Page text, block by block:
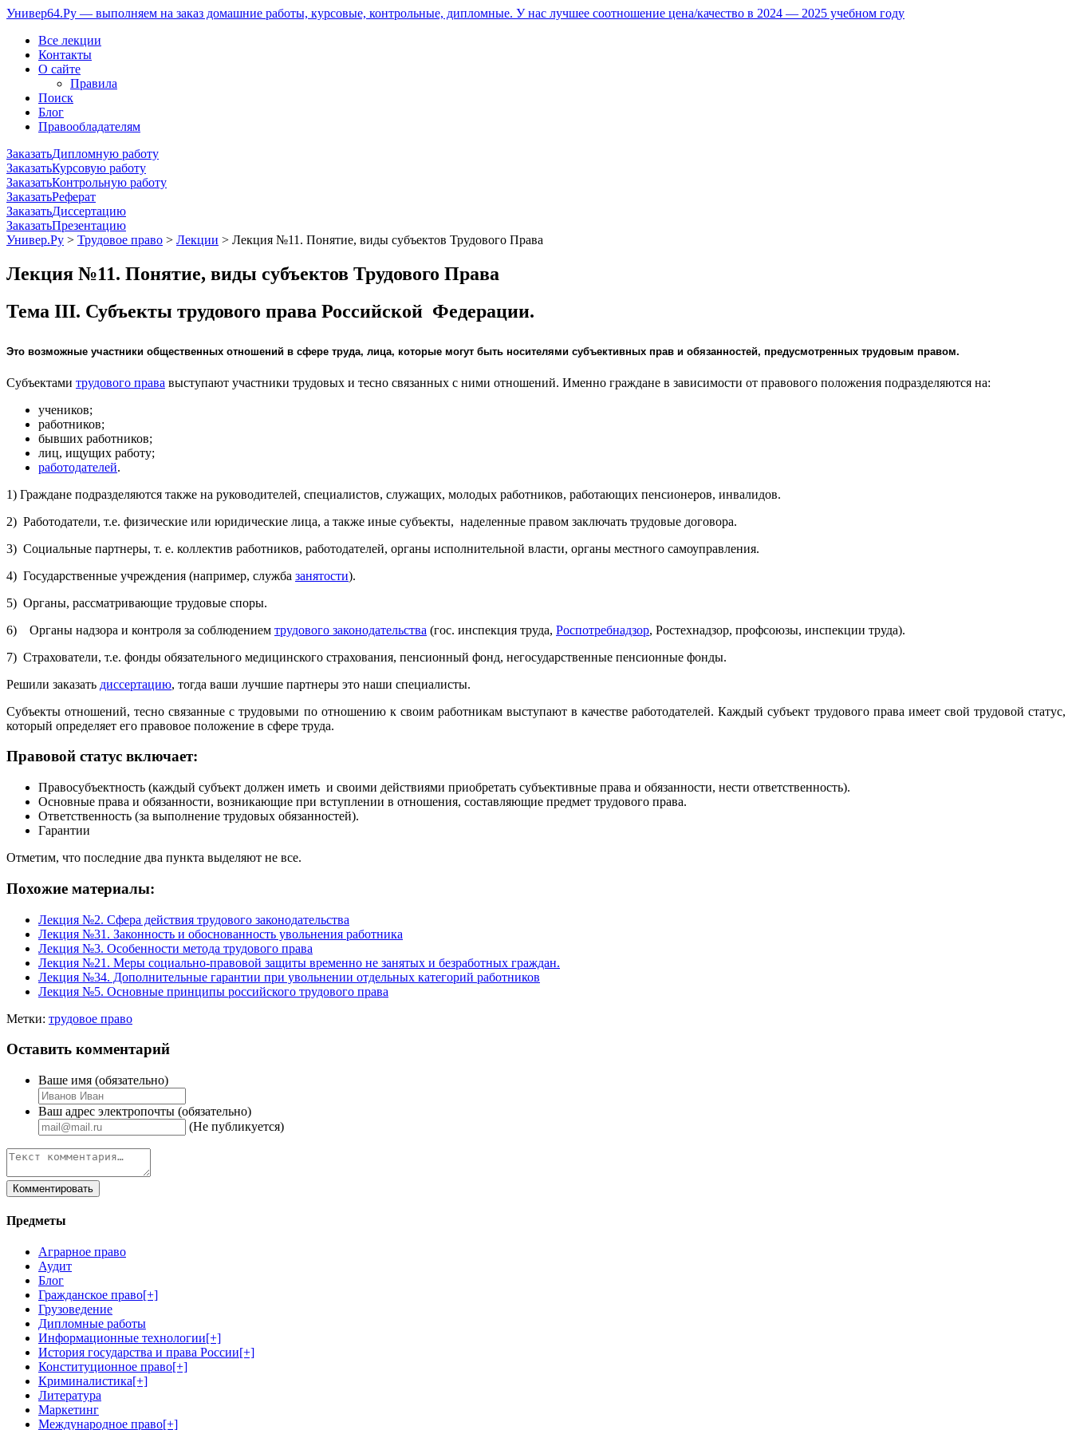
Универ64.Ру — выполняем на заказ домашние работы, курсовые, контрольные, дипломные. У нас лучшее соотношение цена/качество в 2024 — 2025 учебном году
Все лекции
Контакты
О сайте
Правила
Поиск
Блог
Правообладателям
ЗаказатьДипломную работу
ЗаказатьКурсовую работу
ЗаказатьКонтрольную работу
ЗаказатьРеферат
ЗаказатьДиссертацию
ЗаказатьПрезентацию
Универ.Ру > Трудовое право > Лекции > Лекция №11. Понятие, виды субъектов Трудового Права
Лекция №11. Понятие, виды субъектов Трудового Права
Тема III. Субъекты трудового права Российской Федерации.
Это возможные участники общественных отношений в сфере труда, лица, которые могут быть носителями субъективных прав и обязанностей, предусмотренных трудовым правом.
Субъектами трудового права выступают участники трудовых и тесно связанных с ними отношений. Именно граждане в зависимости от правового положения подразделяются на:
учеников;
работников;
бывших работников;
лиц, ищущих работу;
работодателей.
1) Граждане подразделяются также на руководителей, специалистов, служащих, молодых работников, работающих пенсионеров, инвалидов.
2) Работодатели, т.е. физические или юридические лица, а также иные субъекты, наделенные правом заключать трудовые договора.
3) Социальные партнеры, т. е. коллектив работников, работодателей, органы исполнительной власти, органы местного самоуправления.
4) Государственные учреждения (например, служба занятости).
5) Органы, рассматривающие трудовые споры.
6) Органы надзора и контроля за соблюдением трудового законодательства (гос. инспекция труда, Роспотребнадзор, Ростехнадзор, профсоюзы, инспекции труда).
7) Страхователи, т.е. фонды обязательного медицинского страхования, пенсионный фонд, негосударственные пенсионные фонды.
Решили заказать диссертацию, тогда ваши лучшие партнеры это наши специалисты.
Субъекты отношений, тесно связанные с трудовыми по отношению к своим работникам выступают в качестве работодателей. Каждый субъект трудового права имеет свой трудовой статус,
который определяет его правовое положение в сфере труда.
Правовой статус включает:
Правосубъектность (каждый субъект должен иметь и своими действиями приобретать субъективные права и обязанности, нести ответственность).
Основные права и обязанности, возникающие при вступлении в отношения, составляющие предмет трудового права.
Ответственность (за выполнение трудовых обязанностей).
Гарантии
Отметим, что последние два пункта выделяют не все.
Похожие материалы:
Лекция №2. Сфера действия трудового законодательства
Лекция №31. Законность и обоснованность увольнения работника
Лекция №3. Особенности метода трудового права
Лекция №21. Меры социально-правовой защиты временно не занятых и безработных граждан.
Лекция №34. Дополнительные гарантии при увольнении отдельных категорий работников
Лекция №5. Основные принципы российского трудового права
Метки: трудовое право
Оставить комментарий
Ваше имя (обязательно)
Ваш адрес электропочты (обязательно)
(Не публикуется)
Предметы
Аграрное право
Аудит
Блог
Гражданское право[+]
Грузоведение
Дипломные работы
Информационные технологии[+]
История государства и права России[+]
Конституционное право[+]
Криминалистика[+]
Литература
Маркетинг
Международное право[+]